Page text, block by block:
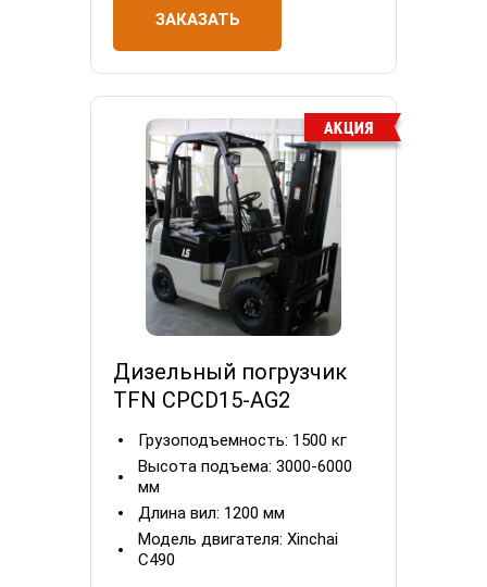
ЗАКАЗАТЬ
Дизельный погрузчик
TFN CPCD15-AG2
Грузоподъемность: 1500 кг
Высота подъема: 3000-6000
мм
Длина вил: 1200 мм
Модель двигателя: Xinchai
С490